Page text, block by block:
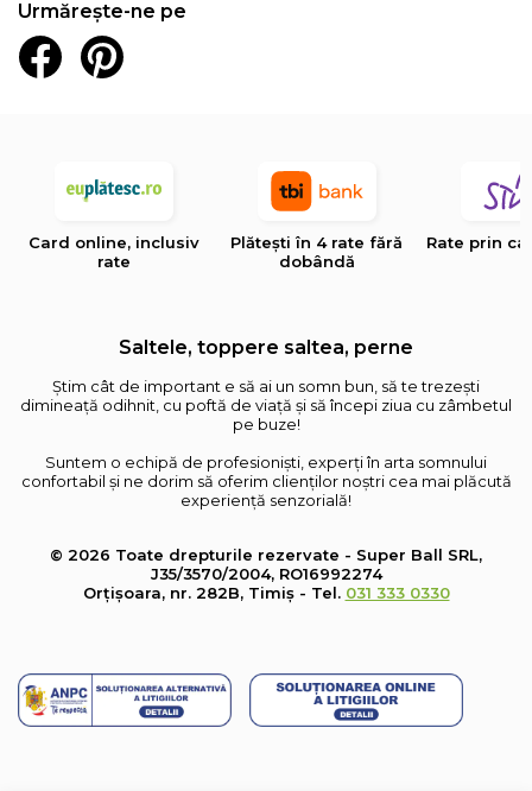
Urmărește-ne pe
Card online, inclusiv
rate
Plătești în 4 rate fără
dobândă
Rate prin
Saltele, toppere saltea, perne
Știm cât de important e să ai un somn bun, să te trezești
dimineață odihnit, cu poftă de viață și să începi ziua cu zâmbetul
pe buze!
Suntem o echipă de profesioniști, experți în arta somnului
confortabil și ne dorim să oferim clienților noștri cea mai plăcută
experiență senzorială!
© 2026 Toate drepturile rezervate - Super Ball SRL,
J35/3570/2004, RO16992274
Orțișoara, nr. 282B, Timiș - Tel. 031 333 0330